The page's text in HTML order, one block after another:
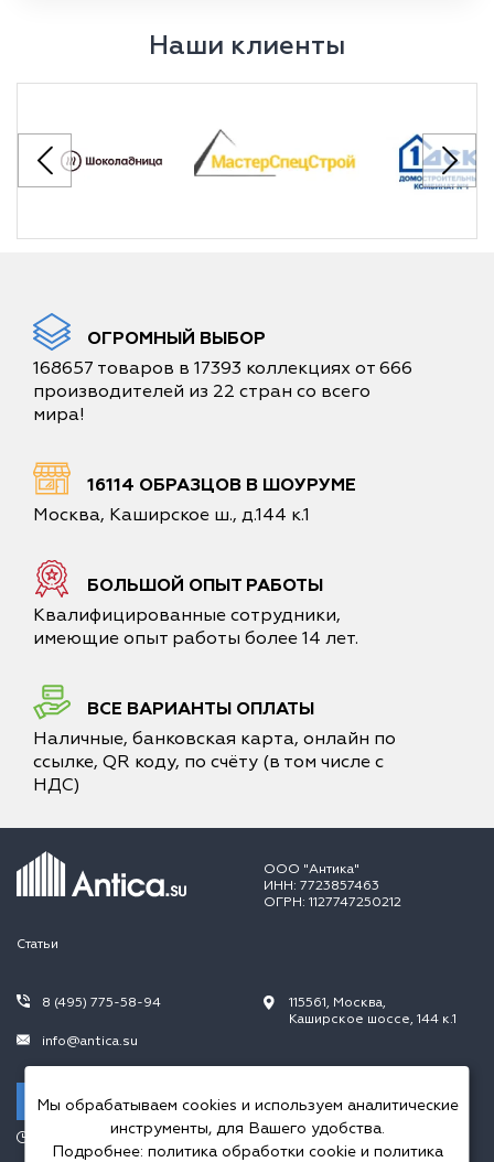
Наши клиенты
ОГРОМНЫЙ ВЫБОР
168657 товаров в 17393 коллекциях от 666
производителей из 22 стран со всего
мира!
16114 ОБРАЗЦОВ В ШОУРУМЕ
Москва, Каширское ш., д.144 к.1
БОЛЬШОЙ ОПЫТ РАБОТЫ
Квалифицированные сотрудники,
имеющие опыт работы более 14 лет.
ВСЕ ВАРИАНТЫ ОПЛАТЫ
Наличные, банковская карта, онлайн по
ссылке, QR коду, по счёту (в том числе с
НДС)
ООО "Антика"
ИНН: 7723857463
ОГРН: 1127747250212
Статьи
8 (495) 775-58-94
info@antica.su
Заказать звонок
115561, Москва,
Каширское шоссе, 144 к.1
Пн.-Пт. 10.00-20.00,
Мы обрабатываем cookies и используем аналитические
инструменты, для Вашего удобства.
Подробнее: политика обработки cookieи политика